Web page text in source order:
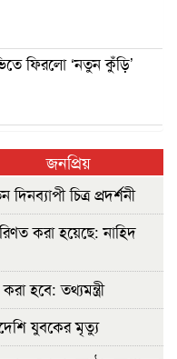
ফিরলো ‘নতুন কুঁড়ি’
জনপ্রিয়
চিত্র প্রদর্শনী
করা হয়েছে: নাহিদ
হবে: তথ্যমন্ত্রী
যুবকের মৃত্যু